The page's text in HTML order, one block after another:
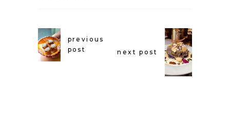
previous
post
next post